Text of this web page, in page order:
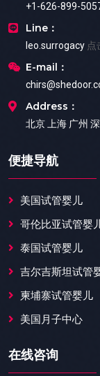
+1-626-899-
Line：
leo.surrogacy 点
E-mail：
Address：
北京 上海 广州
便捷导航
美国试管婴儿
哥伦比亚试管婴
泰国试管婴儿
吉尔吉斯坦试管
柬埔寨试管婴儿
美国月子中心
在线咨询